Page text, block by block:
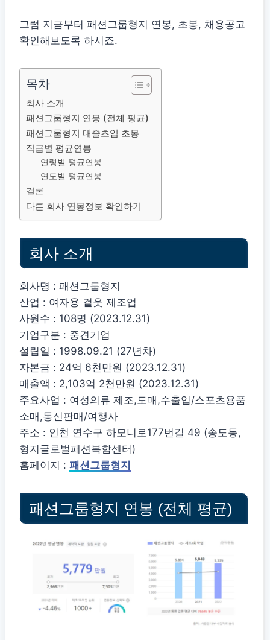
그럼 지금부터 패션그룹형지 연봉, 초봉, 채용공고
확인해보도록 하시죠.
목차
회사 소개
패션그룹형지 연봉 (전체 평균)
패션그룹형지 대졸초임 초봉
직급별 평균연봉
연령별 평균연봉
연도별 평균연봉
결론
다른 회사 연봉정보 확인하기
회사 소개
회사명 : 패션그룹형지
산업 : 여자용 겉옷 제조업
사원수 : 108명 (2023.12.31)
기업구분 : 중견기업
설립일 : 1998.09.21 (27년차)
자본금 : 24억 6천만원 (2023.12.31)
매출액 : 2,103억 2천만원 (2023.12.31)
주요사업 : 여성의류 제조,도매,수출입/스포츠용품
소매,통신판매/여행사
주소 : 인천 연수구 하모니로177번길 49 (송도동,
형지글로벌패션복합센터)
홈페이지 : 패션그룹형지
패션그룹형지 연봉 (전체 평균)